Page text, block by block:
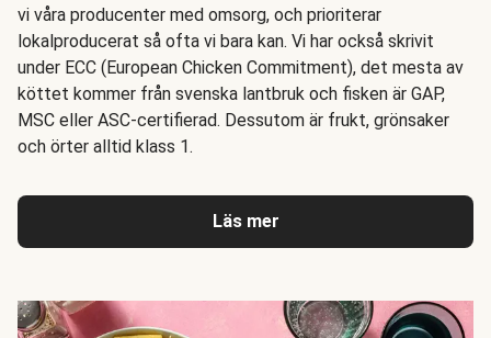
vi våra producenter med omsorg, och prioriterar
lokalproducerat så ofta vi bara kan. Vi har också skrivit
under ECC (European Chicken Commitment), det mesta av
köttet kommer från svenska lantbruk och fisken är GAP,
MSC eller ASC-certifierad. Dessutom är frukt, grönsaker
och örter alltid klass 1.
Läs mer